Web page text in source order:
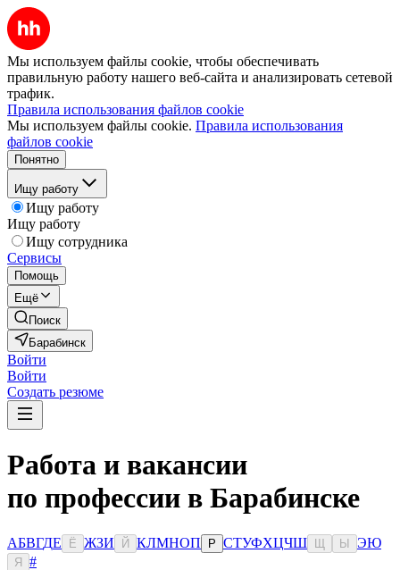
Мы используем файлы cookie, чтобы обеспечивать
правильную работу нашего веб-сайта и анализировать сетевой
трафик.
Правила использования файлов cookie
Мы используем файлы cookie. Правила использования
файлов cookie
Понятно
Ищу работу
Ищу работу
Ищу работу
Ищу сотрудника
Сервисы
Помощь
Ещё
Поиск
Барабинск
Войти
Войти
Создать резюме
Работа и вакансии
по профессии в Барабинске
АБВГДЕ Ё ЖЗИ Й КЛМНОП Р СТУФХЦЧШ Ы ЭЮ
Я
#